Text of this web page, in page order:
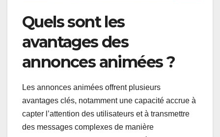
Quels sont les
avantages des
annonces animées ?
Les annonces animées offrent plusieurs
avantages clés, notamment une capacité accrue à
capter l’attention des utilisateurs et à transmettre
des messages complexes de manière